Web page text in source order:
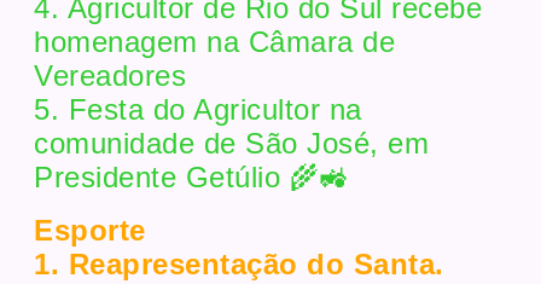
4. Agricultor de Rio do Sul recebe
homenagem na Câmara de
Vereadores
5. Festa do Agricultor na
comunidade de São José, em
Presidente Getúlio 🌾🚜
Esporte
1. Reapresentação do Santa.